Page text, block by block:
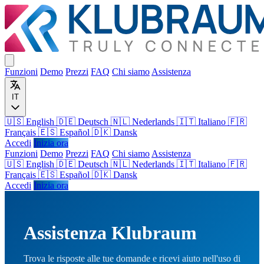
Funzioni Demo Prezzi FAQ Chi siamo Assistenza
IT
🇺🇸 English 🇩🇪 Deutsch 🇳🇱 Nederlands 🇮🇹 Italiano 🇫🇷
Français 🇪🇸 Español 🇩🇰 Dansk
Accedi Inizia ora
Funzioni Demo Prezzi FAQ Chi siamo Assistenza
🇺🇸 English 🇩🇪 Deutsch 🇳🇱 Nederlands 🇮🇹 Italiano 🇫🇷
Français 🇪🇸 Español 🇩🇰 Dansk
Accedi Inizia ora
Assistenza Klubraum
Trova le risposte alle tue domande e ricevi aiuto nell'uso di